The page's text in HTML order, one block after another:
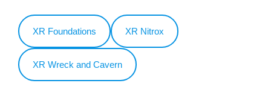
XR Foundations XR Nitrox
XR Wreck and Cavern